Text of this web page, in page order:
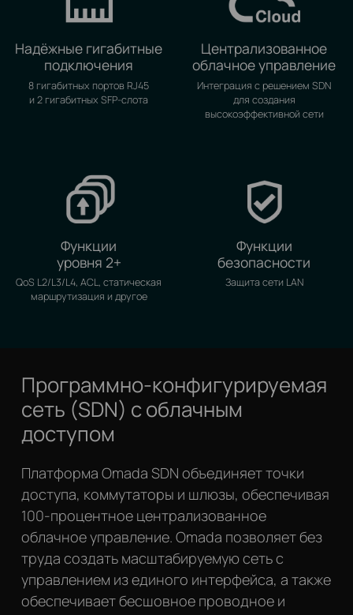
Надёжные гигабитные
подключения
8 гигабитных портов RJ45
и 2 гигабитных SFP‑слота
Централизованное
облачное управление
Интеграция с решением SDN
для создания
высокоэффективной сети
Функции
уровня 2+
QoS L2/L3/L4, ACL, статическая
маршрутизация и другое
Функции
безопасности
Защита сети LAN
Программно-конфигурируемая
сеть (SDN) с облачным
доступом
Платформа Omada SDN объединяет точки
доступа, коммутаторы и шлюзы, обеспечивая
100‑процентное централизованное
облачное управление. Omada позволяет без
труда создать масштабируемую сеть с
управлением из единого интерфейса, а также
обеспечивает бесшовное проводное и